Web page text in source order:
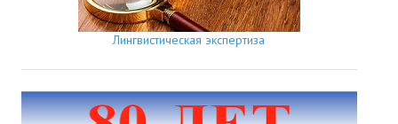
Лингвистическая экспертиза